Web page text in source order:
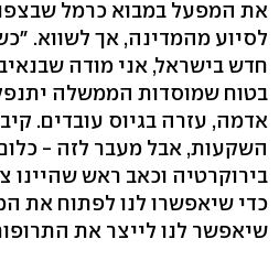
את המפעל במבוא כרמל
לסיוע מהמדינה, אך לשווא.
חדש בישראל, אני מודה
בטוח שמוסדות הממשלה
אדמה, עזרה בגיוס עובדים.
השקעות, אבל מעבר לזה -
בירוקרטיה וכאב ראש שהיינו
כדי שיאפשרו לנו לפתוח את
שיאפשר לנו לייצר את